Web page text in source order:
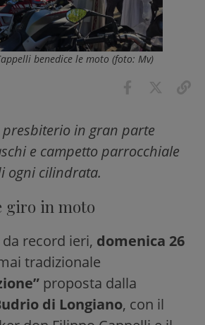
benedice le moto (foto: Mv)
presbiterio in gran parte
e campetto parrocchiale
ogni cilindrata.
giro in moto
record ieri, domenica 26
tradizionale
proposta dalla
di Longiano, con il